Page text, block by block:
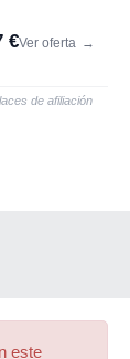
€Ver oferta →
de afiliación
este